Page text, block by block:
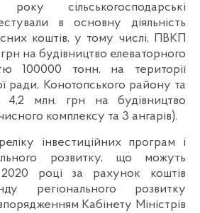
сільськогосподарські
в основну діяльність
коштів, у тому числі, ПВКП
на будівництво елеваторного
100000 тонн, на території
ради, Конотопського району та
млн. грн на будівництво
комплексу та 3 ангарів).
інвестиційних програм і
розвитку, що можуть
2020 році за рахунок коштів
регіонального розвитку
Кабінету Міністрів